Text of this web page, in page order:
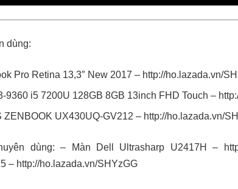
dùng:
Pro Retina 13,3″ New 2017 – http://ho.lazada.vn/
9360 i5 7200U 128GB 8GB 13inch FHD Touch –
ZENBOOK UX430UQ-GV212 – http://ho.lazada.vn/
dùng: – Màn Dell Ultrasharp U2417H –
– http://ho.lazada.vn/SHYzGG